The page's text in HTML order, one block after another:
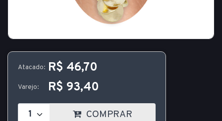
Atacado: R$ 46,70
Varejo: R$ 93,40
COMPRAR